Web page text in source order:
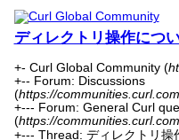
ディレクトリ操作につ
+- Curl Global Community (
+-- Forum: Discussions
(https://
+--- Forum: General Curl
(https://
+--- Thread: ディレクトリ操